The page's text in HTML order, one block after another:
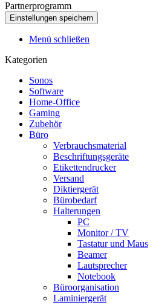
Partnerprogramm
Menü schließen
Kategorien
Sonos
Software
Home-Office
Gaming
Zubehör
Büro
Verbrauchsmaterial
Beschriftungsgeräte
Etikettendrucker
Versand
Diktiergerät
Bürobedarf
Halterungen
PC
Monitor / TV
Tastatur und Maus
Beamer
Lautsprecher
Notebook
Büroorganisation
Laminiergerät